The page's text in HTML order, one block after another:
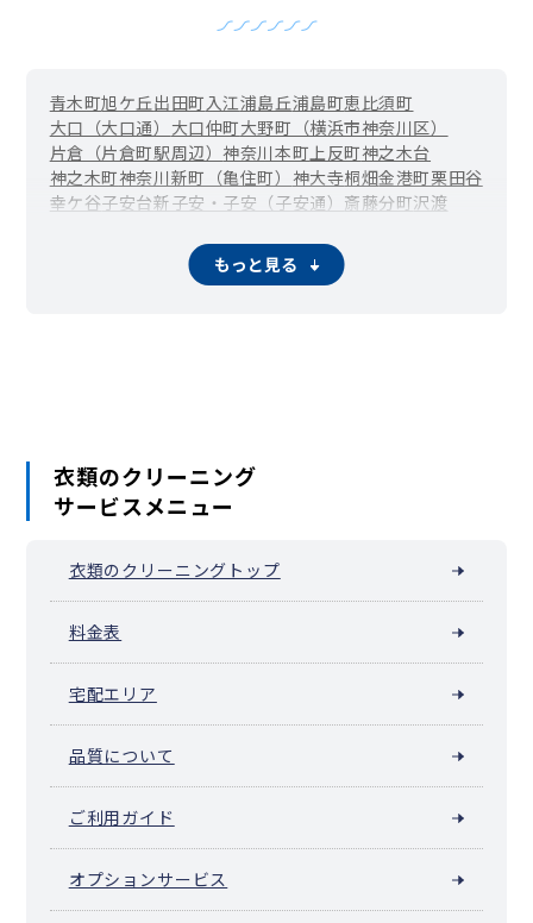
青木町旭ケ丘出田町入江浦島丘浦島町恵比須町
大口（大口通） 大口仲町大野町（横浜市神奈川区）
片倉（片倉町駅周辺）神奈川本町上反町神之木台
神之木町神奈川新町（亀住町） 神大寺桐畑金港町栗田谷
幸ケ谷子安台新子安・子安（子安通） 斎藤分町沢渡
新浦島町 新町菅田町鈴繁町
富家町
鳥越（横浜市神奈川区）
もっと見る
衣類のクリーニング
サービスメニュー
衣類のクリーニングトップ
料金表
宅配エリア
品質について
ご利用ガイド
オプションサービス